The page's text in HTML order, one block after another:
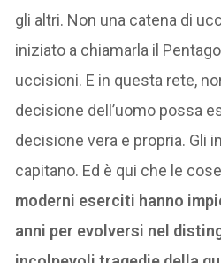
gli altri. Non una catena di
iniziato a chiamarla il
uccisioni. E in questa rete,
decisione dell’uomo possa
decisione vera e propria. Gli
capitano. Ed è qui che le
moderni eserciti hanno
anni per evolversi nel